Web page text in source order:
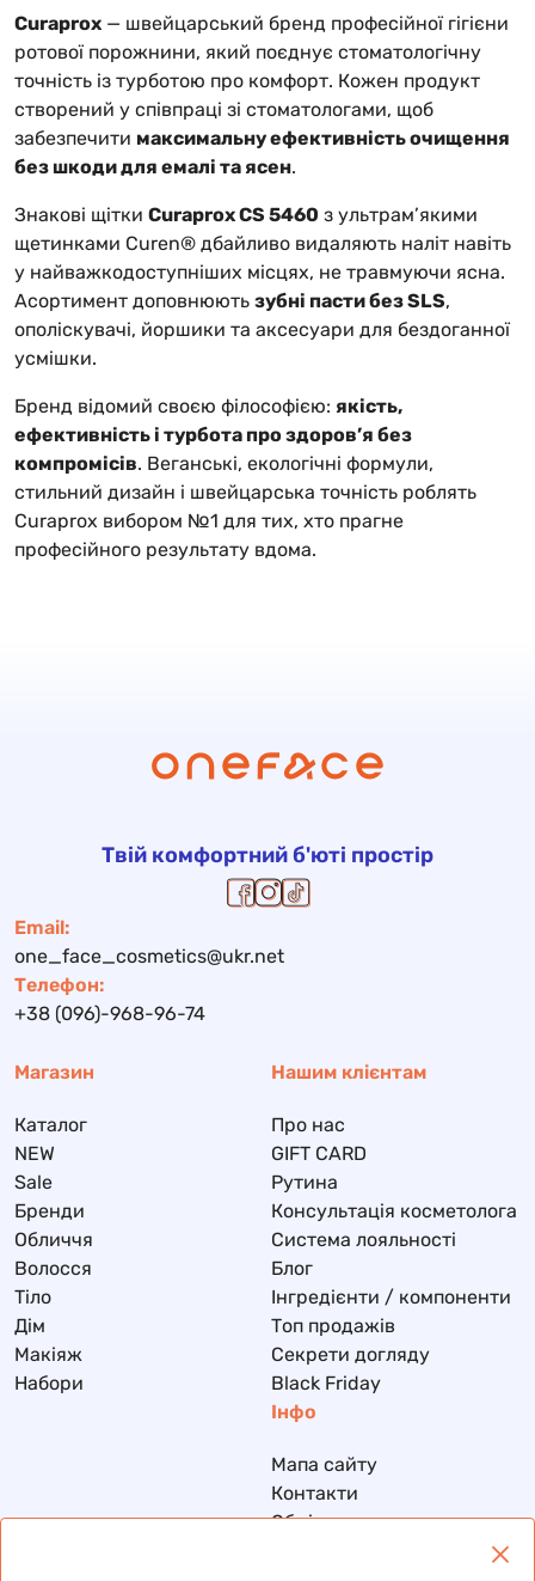
Curaprox — швейцарський бренд професійної гігієни
ротової порожнини, який поєднує стоматологічну
точність із турботою про комфорт. Кожен продукт
створений у співпраці зі стоматологами, щоб
забезпечити максимальну ефективність очищення
без шкоди для емалі та ясен.
Знакові щітки Curaprox CS 5460 з ультрам’якими
щетинками Curen® дбайливо видаляють наліт навіть
у найважкодоступніших місцях, не травмуючи ясна.
Асортимент доповнюють зубні пасти без SLS,
ополіскувачі, йоршики та аксесуари для бездоганної
усмішки.
Бренд відомий своєю філософією: якість,
ефективність і турбота про здоров’я без
компромісів. Веганські, екологічні формули,
стильний дизайн і швейцарська точність роблять
Curaprox вибором №1 для тих, хто прагне
професійного результату вдома.
Твій комфортний б'юті простір
Email:
one_face_cosmetics@ukr.net
Телефон:
+38 (096)-968-96-74
Магазин
Каталог
NEW
Sale
Бренди
Обличчя
Волосся
Тіло
Дім
Макіяж
Набори
Нашим клієнтам
Про нас
GIFT CARD
Рутина
Консультація косметолога
Система лояльності
Блог
Інгредієнти / компоненти
Топ продажів
Секрети догляду
Black Friday
Інфо
Мапа сайту
Контакти
Обмін та повернення